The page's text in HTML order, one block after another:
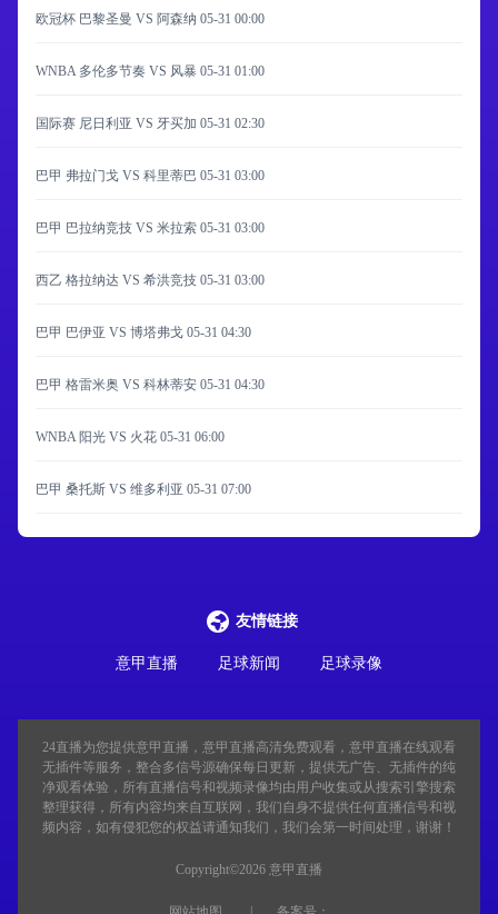
欧冠杯 巴黎圣曼 VS 阿森纳 05-31 00:00
WNBA 多伦多节奏 VS 风暴 05-31 01:00
国际赛 尼日利亚 VS 牙买加 05-31 02:30
巴甲 弗拉门戈 VS 科里蒂巴 05-31 03:00
巴甲 巴拉纳竞技 VS 米拉索 05-31 03:00
西乙 格拉纳达 VS 希洪竞技 05-31 03:00
巴甲 巴伊亚 VS 博塔弗戈 05-31 04:30
巴甲 格雷米奥 VS 科林蒂安 05-31 04:30
WNBA 阳光 VS 火花 05-31 06:00
巴甲 桑托斯 VS 维多利亚 05-31 07:00
友情链接
意甲直播 足球新闻 足球录像
24直播为您提供意甲直播，意甲直播高清免费观看，意甲直播在线观看
无插件等服务，整合多信号源确保每日更新，提供无广告、无插件的纯
净观看体验，所有直播信号和视频录像均由用户收集或从搜索引擎搜索
整理获得，所有内容均来自互联网，我们自身不提供任何直播信号和视
频内容，如有侵犯您的权益请通知我们，我们会第一时间处理，谢谢！
Copyright©2026 意甲直播